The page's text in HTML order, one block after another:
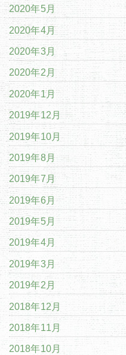
2020年5月
2020年4月
2020年3月
2020年2月
2020年1月
2019年12月
2019年10月
2019年8月
2019年7月
2019年6月
2019年5月
2019年4月
2019年3月
2019年2月
2018年12月
2018年11月
2018年10月